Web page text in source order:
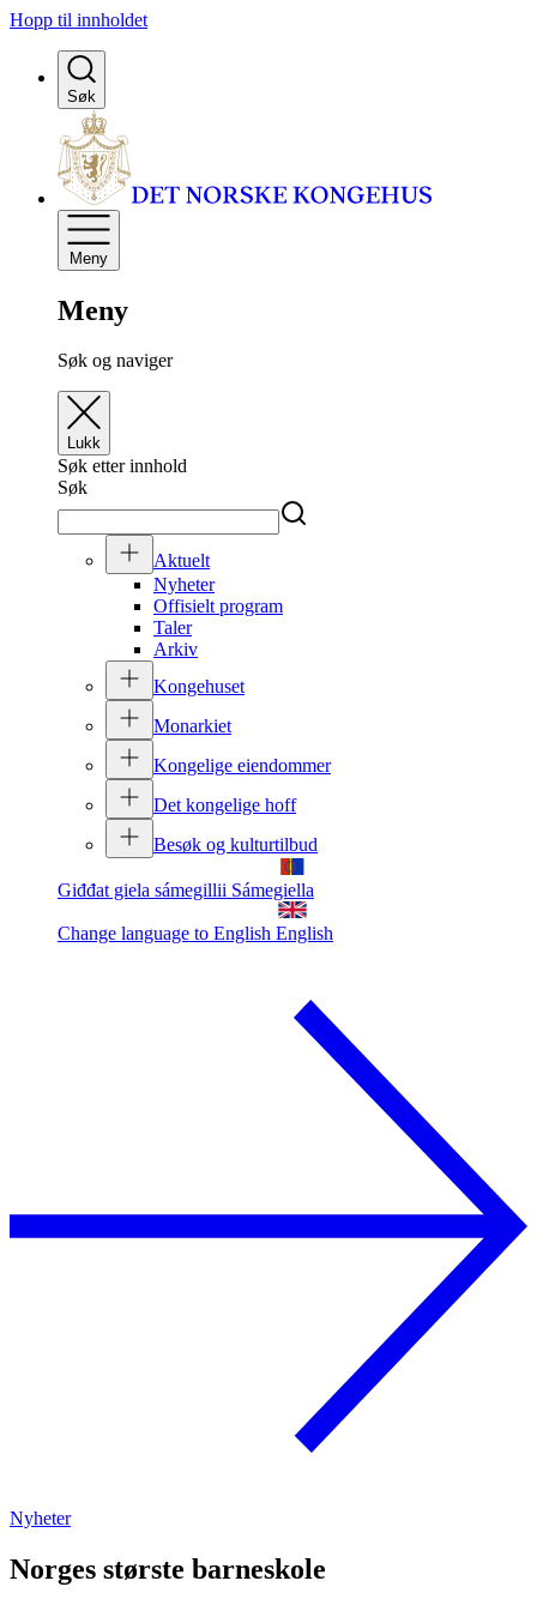
Hopp til innholdet
Søk
Meny
Meny
Søk og naviger
Lukk
Søk etter innhold
Søk
Aktuelt
Nyheter
Offisielt program
Taler
Arkiv
Kongehuset
Monarkiet
Kongelige eiendommer
Det kongelige hoff
Besøk og kulturtilbud
Giđđat giela sámegillii Sámegiella
Change language to English English
Nyheter
Norges største barneskole